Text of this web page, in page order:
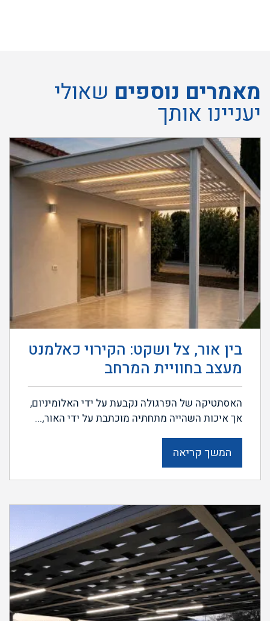
מאמרים נוספים שאולי
יעניינו אותך
בין אור, צל ושקט: הקירוי כאלמנט
מעצב בחוויית המרחב
האסתטיקה של הפרגולה נקבעת על ידי האלומיניום,
אך איכות השהייה מתחתיה מוכתבת על ידי האור,...
המשך קריאה